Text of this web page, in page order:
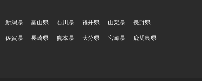
新潟県 富山県 石川県 福井県 山梨県
長野県
佐賀県 長崎県 熊本県 大分県 宮崎県
鹿児島県